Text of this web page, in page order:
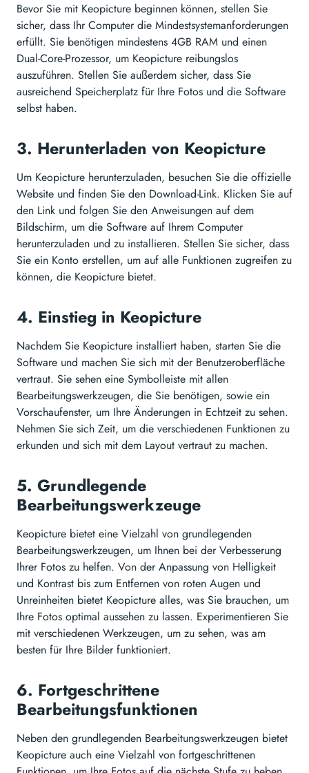
Bevor Sie mit Keopicture beginnen können, stellen Sie
sicher, dass Ihr Computer die Mindestsystemanforderungen
erfüllt. Sie benötigen mindestens 4GB RAM und einen
Dual-Core-Prozessor, um Keopicture reibungslos
auszuführen. Stellen Sie außerdem sicher, dass Sie
ausreichend Speicherplatz für Ihre Fotos und die Software
selbst haben.
3. Herunterladen von Keopicture
Um Keopicture herunterzuladen, besuchen Sie die offizielle
Website und finden Sie den Download-Link. Klicken Sie auf
den Link und folgen Sie den Anweisungen auf dem
Bildschirm, um die Software auf Ihrem Computer
herunterzuladen und zu installieren. Stellen Sie sicher, dass
Sie ein Konto erstellen, um auf alle Funktionen zugreifen zu
können, die Keopicture bietet.
4. Einstieg in Keopicture
Nachdem Sie Keopicture installiert haben, starten Sie die
Software und machen Sie sich mit der Benutzeroberfläche
vertraut. Sie sehen eine Symbolleiste mit allen
Bearbeitungswerkzeugen, die Sie benötigen, sowie ein
Vorschaufenster, um Ihre Änderungen in Echtzeit zu sehen.
Nehmen Sie sich Zeit, um die verschiedenen Funktionen zu
erkunden und sich mit dem Layout vertraut zu machen.
5. Grundlegende
Bearbeitungswerkzeuge
Keopicture bietet eine Vielzahl von grundlegenden
Bearbeitungswerkzeugen, um Ihnen bei der Verbesserung
Ihrer Fotos zu helfen. Von der Anpassung von Helligkeit
und Kontrast bis zum Entfernen von roten Augen und
Unreinheiten bietet Keopicture alles, was Sie brauchen, um
Ihre Fotos optimal aussehen zu lassen. Experimentieren Sie
mit verschiedenen Werkzeugen, um zu sehen, was am
besten für Ihre Bilder funktioniert.
6. Fortgeschrittene
Bearbeitungsfunktionen
Neben den grundlegenden Bearbeitungswerkzeugen bietet
Keopicture auch eine Vielzahl von fortgeschrittenen